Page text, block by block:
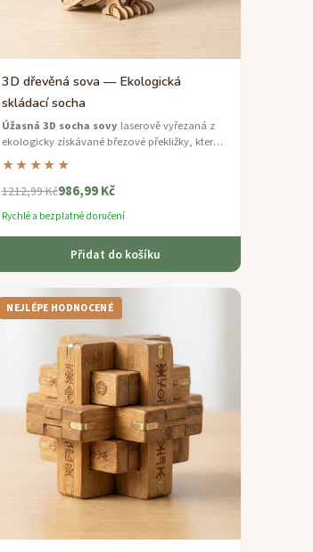
3D dřevěná sova — Ekologická
skládací socha
Úžasná 3D socha sovy laserově vyřezaná z
ekologicky získávané březové překližky, která
po sestavení slouží jako domácí dekorace.
★★★★★
1212,99 Kč986,99 Kč
Rychlé a bezplatné doručení
Přidat do košíku
NEJLÉPE HODNOCENÉ